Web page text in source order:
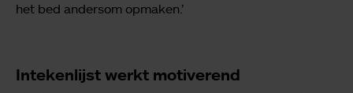
het bed andersom opmaken.’
Intekenlijst werkt motiverend